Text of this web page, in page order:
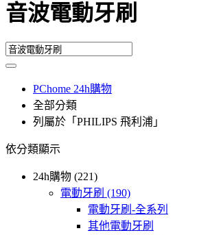
音波電動牙刷
PChome 24h購物
全部分類
列屬於「PHILIPS 飛利浦」
依分類顯示
24h購物 (221)
電動牙刷 (190)
電動牙刷-全系列
其他電動牙刷